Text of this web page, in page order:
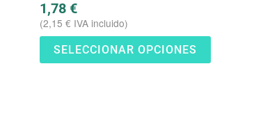
1,78 €
(2,15 € IVA incluido)
SELECCIONAR OPCIONES
en